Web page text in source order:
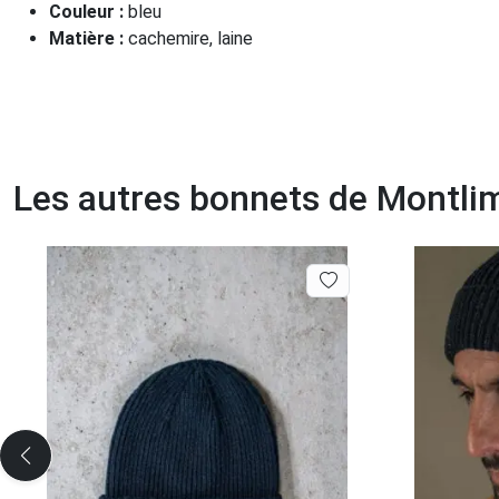
Couleur : bleu
Matière : cachemire, laine
Les autres bonnets de